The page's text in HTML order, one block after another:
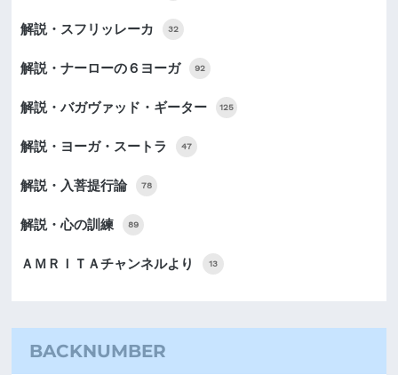
解説・スフリッレーカ 32
解説・ナーローの６ヨーガ 92
解説・バガヴァッド・ギーター 125
解説・ヨーガ・スートラ 47
解説・入菩提行論 78
解説・心の訓練 89
ＡＭＲＩＴＡチャンネルより 13
BACKNUMBER